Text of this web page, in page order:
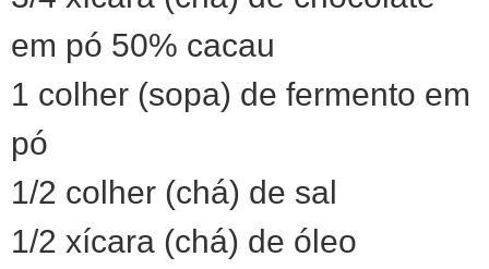
em pó 50% cacau
1 colher (sopa) de fermento em
pó
1/2 colher (chá) de sal
1/2 xícara (chá) de óleo